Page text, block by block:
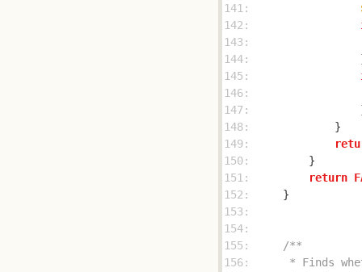
141:
142:
143:
144:
145:
146:
147:
148:
149:
150:
151:
return
152:
153:
154:
155:
156: